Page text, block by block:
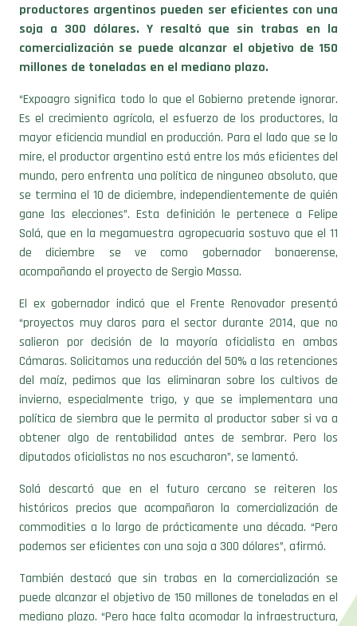
productores argentinos pueden ser eficientes con una
soja a 300 dólares. Y resaltó que sin trabas en la
comercialización se puede alcanzar el objetivo de 150
millones de toneladas en el mediano plazo.
“Expoagro significa todo lo que el Gobierno pretende ignorar.
Es el crecimiento agrícola, el esfuerzo de los productores, la
mayor eficiencia mundial en producción. Para el lado que se lo
mire, el productor argentino está entre los más eficientes del
mundo, pero enfrenta una política de ninguneo absoluto, que
se termina el 10 de diciembre, independientemente de quién
gane las elecciones”. Esta definición le pertenece a Felipe
Solá, que en la megamuestra agropecuaria sostuvo que el 11
de diciembre se ve como gobernador bonaerense,
acompañando el proyecto de Sergio Massa.
El ex gobernador indicó que el Frente Renovador presentó
“proyectos muy claros para el sector durante 2014, que no
salieron por decisión de la mayoría oficialista en ambas
Cámaras. Solicitamos una reducción del 50% a las retenciones
del maíz, pedimos que las eliminaran sobre los cultivos de
invierno, especialmente trigo, y que se implementara una
política de siembra que le permita al productor saber si va a
obtener algo de rentabilidad antes de sembrar. Pero los
diputados oficialistas no nos escucharon”, se lamentó.
Solá descartó que en el futuro cercano se reiteren los
históricos precios que acompañaron la comercialización de
commodities a lo largo de prácticamente una década. “Pero
podemos ser eficientes con una soja a 300 dólares”, afirmó.
También destacó que sin trabas en la comercialización se
puede alcanzar el objetivo de 150 millones de toneladas en el
mediano plazo. “Pero hace falta acomodar la infraestructura,